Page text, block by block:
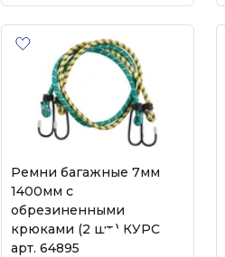
Ремни багажные 7мм
1400мм с
обрезиненными
крюками (2 шт.) КУРС
арт. 64895